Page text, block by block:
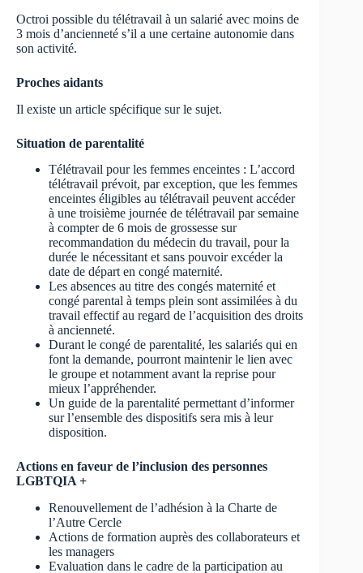
Octroi possible du télétravail à un salarié avec moins de
3 mois d’ancienneté s’il a une certaine autonomie dans
son activité.
Proches aidants
Il existe un article spécifique sur le sujet.
Situation de parentalité
Télétravail pour les femmes enceintes : L’accord
télétravail prévoit, par exception, que les femmes
enceintes éligibles au télétravail peuvent accéder
à une troisième journée de télétravail par semaine
à compter de 6 mois de grossesse sur
recommandation du médecin du travail, pour la
durée le nécessitant et sans pouvoir excéder la
date de départ en congé maternité.
Les absences au titre des congés maternité et
congé parental à temps plein sont assimilées à du
travail effectif au regard de l’acquisition des droits
à ancienneté.
Durant le congé de parentalité, les salariés qui en
font la demande, pourront maintenir le lien avec
le groupe et notamment avant la reprise pour
mieux l’appréhender.
Un guide de la parentalité permettant d’informer
sur l’ensemble des dispositifs sera mis à leur
disposition.
Actions en faveur de l’inclusion des personnes
LGBTQIA +
Renouvellement de l’adhésion à la Charte de
l’Autre Cercle
Actions de formation auprès des collaborateurs et
les managers
Evaluation dans le cadre de la participation au